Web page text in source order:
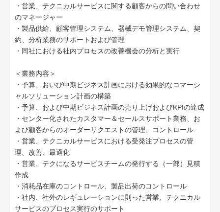
・営業、テクニカルサービスに関する顧客からの問い合わせ
のマネージャー
・製品供給、顧客管理システム、器械デモ管理システム、契
約、分析業務のサポートおよび管理
・同社における社内プロセスの改善機会の分析と実行
＜業務内容＞
・予算、おいび中期ビジネス計画における効果的なコマーシ
ャルソリューション計画の構築
・予算、および中期ビジネス計画の売り上げおよびKPIの達成
・センター化されたカスタマー＆セールスサポート業務、お
よび顧客からのオーダーリクエストの管理、コントロール
・営業、テクニカルサービスにおける受発注プロセスの管
理、改善、最適化
・営業、テクになるサービスチームの発行する（一部）見積
作成
・消耗品在庫のコントロール、製品出荷のコントロール
・社内、社外のレギュレーションに則った営業、テクニカル
サービスのプロセス実行のサポート